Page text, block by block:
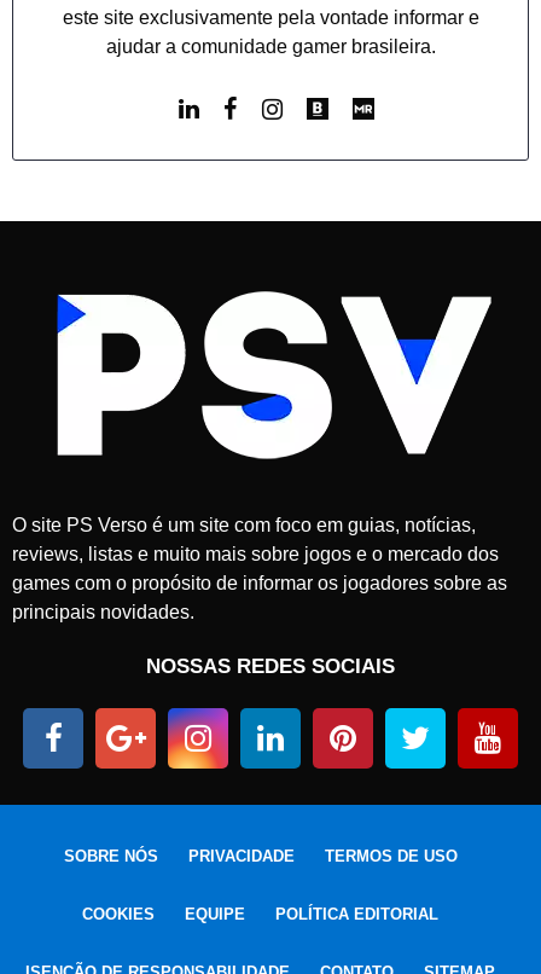
este site exclusivamente pela vontade informar e
ajudar a comunidade gamer brasileira.
O site PS Verso é um site com foco em guias, notícias,
reviews, listas e muito mais sobre jogos e o mercado dos
games com o propósito de informar os jogadores sobre as
principais novidades.
NOSSAS REDES SOCIAIS
SOBRE NÓS PRIVACIDADE TERMOS DE USO
COOKIES EQUIPE POLÍTICA EDITORIAL